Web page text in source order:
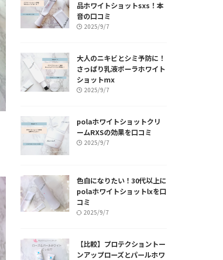
品ホワイトショットsxs！本
音の口コミ
2025/9/7
大人のニキビとシミ予防に！
さっぱり乳液ポーラホワイト
ショットmx
2025/9/7
polaホワイトショットクリ
ームRXSの効果を口コミ
2025/9/7
色白になりたい！30代以上に
polaホワイトショットlxを口
コミ
2025/9/7
【比較】プロテクショントー
ンアップローズとパールホワ